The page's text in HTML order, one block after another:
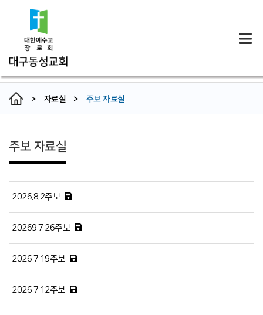
> 자료실 > 주보 자료실
주보 자료실
2026.8.2주보
20269.7.26주보
2026.7.19주보
2026.7.12주보